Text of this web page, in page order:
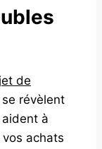
de
révèlent
à
achats